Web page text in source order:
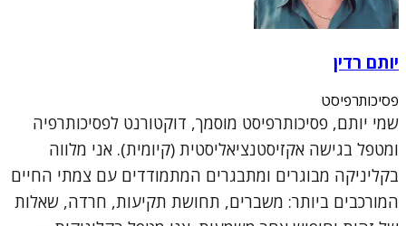
יותם רדין
פסיכותרפיסט
שמי יותם, פסיכותרפיסט מוסמך, דוקטורנט לפסיכותרפיה
ומטפל בגישה אקזיסטנציאליסטית (קיומית). אני מלווה
בקליניקה מבוגרים ומתבגרים המתמודדים עם צמתי החיים
המורכבים ביותר: משברים, תחושת תקיעות, חרדה, שאלות